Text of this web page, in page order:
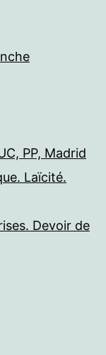
PP, Madrid
Laïcité.
Devoir de